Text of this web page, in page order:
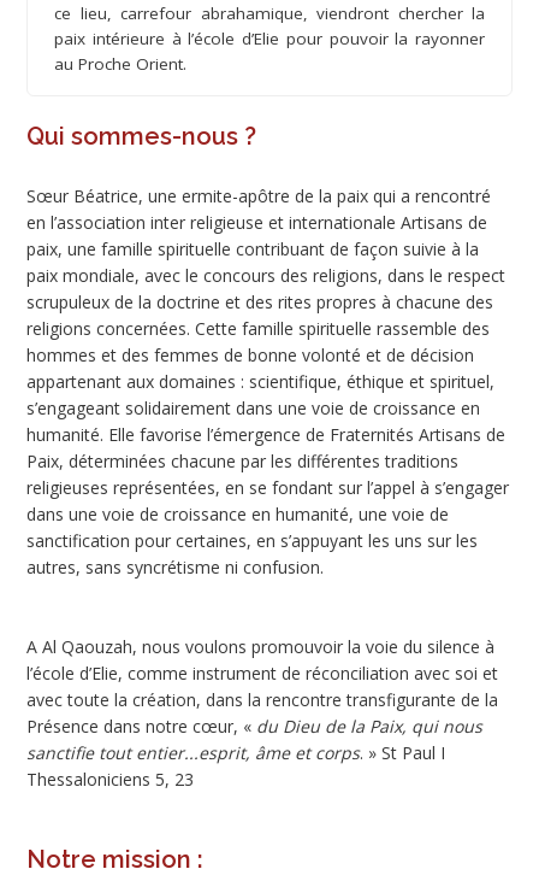
ce lieu, carrefour abrahamique, viendront chercher la
paix intérieure à l’école d’Elie pour pouvoir la rayonner
au Proche Orient.
Qui sommes-nous ?
Sœur Béatrice, une ermite-apôtre de la paix qui a rencontré
en l’association inter religieuse et internationale Artisans de
paix, une famille spirituelle contribuant de façon suivie à la
paix mondiale, avec le concours des religions, dans le respect
scrupuleux de la doctrine et des rites propres à chacune des
religions concernées. Cette famille spirituelle rassemble des
hommes et des femmes de bonne volonté et de décision
appartenant aux domaines : scientifique, éthique et spirituel,
s’engageant solidairement dans une voie de croissance en
humanité. Elle favorise l’émergence de Fraternités Artisans de
Paix, déterminées chacune par les différentes traditions
religieuses représentées, en se fondant sur l’appel à s’engager
dans une voie de croissance en humanité, une voie de
sanctification pour certaines, en s’appuyant les uns sur les
autres, sans syncrétisme ni confusion.
A Al Qaouzah, nous voulons promouvoir la voie du silence à
l’école d’Elie, comme instrument de réconciliation avec soi et
avec toute la création, dans la rencontre transfigurante de la
Présence dans notre cœur, « du Dieu de la Paix, qui nous
sanctifie tout entier...esprit, âme et corps. » St Paul I
Thessaloniciens 5, 23
Notre mission :